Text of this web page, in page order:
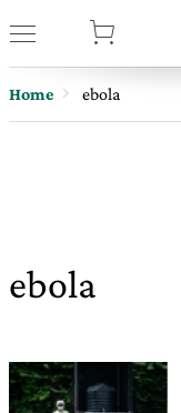
Home ebola
ebola